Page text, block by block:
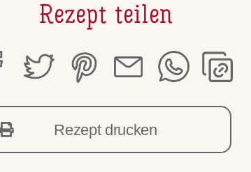
Rezept teilen
Rezept drucken